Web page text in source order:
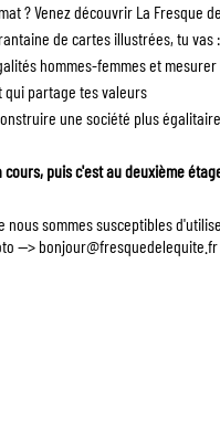
? Venez découvrir La Fresque
de cartes illustrées, tu vas :
hommes-femmes et
qui partage tes valeurs
une société plus égalitaire
puis c'est au deuxième
nous sommes susceptibles
--> bonjour@fresquedelequite.fr